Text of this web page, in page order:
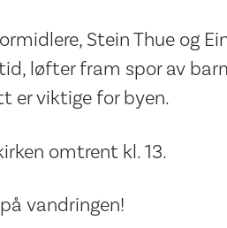
Stein Thue og
løfter fram spor av
er viktige for byen.
omtrent kl. 13.
vandringen!